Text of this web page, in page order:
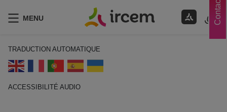
Contacts
MENU
TRADUCTION AUTOMATIQUE
ACCESSIBILITÉ AUDIO